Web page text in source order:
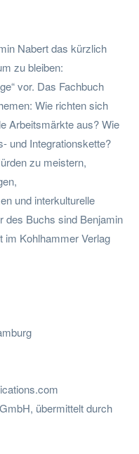
Nabert das kürzlich
zu bleiben:
vor. Das Fachbuch
Wie richten sich
Arbeitsmärkte aus? Wie
und Integrationskette?
zu meistern,
und interkulturelle
des Buchs sind Benjamin
im Kohlhammer Verlag
übermittelt durch